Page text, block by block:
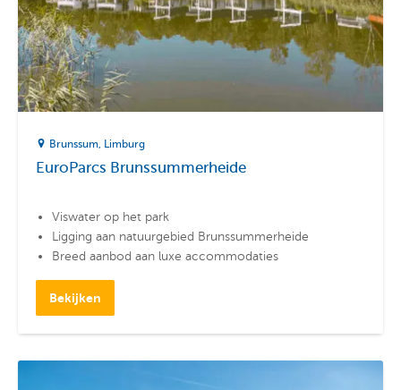
Brunssum Limburg
EuroParcs Brunssummerheide
Viswater op het park
Ligging aan natuurgebied Brunssummerheide
Breed aanbod aan luxe accommodaties
Bekijken